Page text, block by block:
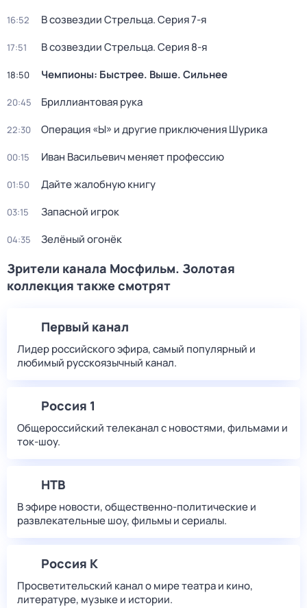
16:52 В созвездии Стрельца. Серия 7-я
17:51 В созвездии Стрельца. Серия 8-я
18:50 Чемпионы: Быстрее. Выше. Сильнее
20:45 Бриллиантовая рука
22:30 Операция «Ы» и другие приключения Шурика
00:15 Иван Васильевич меняет профессию
01:50 Дайте жалобную книгу
03:15 Запасной игрок
04:35 Зелёный огонёк
Зрители канала Мосфильм. Золотая
коллекция также смотрят
Первый канал
Лидер российского эфира, самый популярный и
любимый русскоязычный канал.
Россия 1
Общероссийский телеканал с новостями, фильмами и
ток-шоу.
НТВ
В эфире новости, общественно-политические и
развлекательные шоу, фильмы и сериалы.
Россия К
Просветительский канал о мире театра и кино,
литературе, музыке и истории.